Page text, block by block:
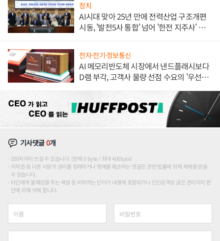
정치
AI시대 맞아 25년 만에 전력산업 구조개편
시동, '발전5사 통합' 넘어 '한전 지주사' 재편
전자·전기·정보통신
AI 메모리반도체 시장에서 낸드플래시보다
D램 부각, 고객사 물량 선점 수요의 '우선순
기사댓글0개
200자까지 쓰실 수 있습니다. (현재 0 byte / 최대 400byte)
저작권 등 다른 사람의 권리를 침해하거나 명예를 훼손하는 댓글은 관련 법률에 의해 제재를 받을
수 있습니다.
타인에게 불쾌감을 주는 욕설 등 비하하는 단어가 내용에 포함되거나 인신공격성 글은 관리자의 판
단에 의해 삭제 합니다.